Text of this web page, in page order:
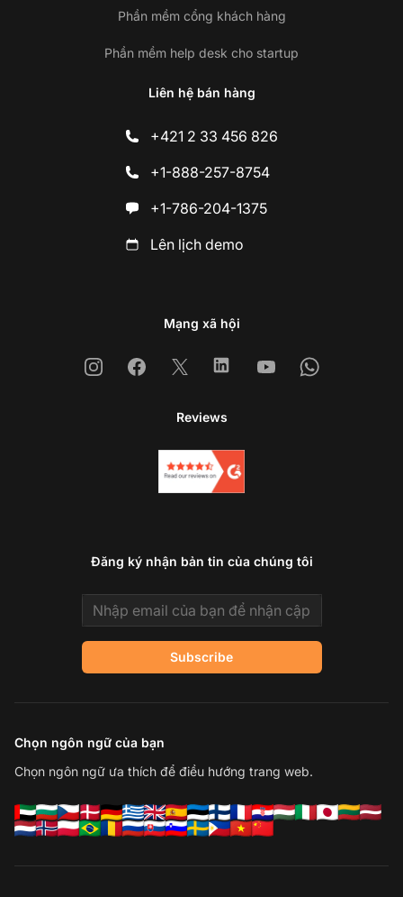
Phần mềm cổng khách hàng
Phần mềm help desk cho startup
Liên hệ bán hàng
+421 2 33 456 826
+1-888-257-8754
+1-786-204-1375
Lên lịch demo
Mạng xã hội
InstagramFacebook
X LinkedinYoutubeWhatsapp
Reviews
Đăng ký nhận bản tin của chúng tôi
Email address
Subscribe
Chọn ngôn ngữ của bạn
Chọn ngôn ngữ ưa thích để điều hướng trang web.